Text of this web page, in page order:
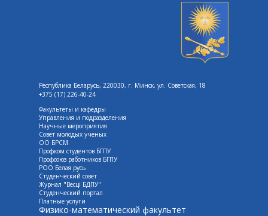
Республика Беларусь, 220030, г. Минск, ул. Советская, 18
+375 (17) 226-40-24
Факультеты и кафедры
Управления и подразделения
Научные мероприятия
Совет молодых ученых
ОО БРСМ
Профком студентов БГПУ
Профсоюз работников БГПУ
РОО Белая русь
Студенческий совет
Журнал "Весцi БДПУ"
Студенческий портал
Платные услуги
Физико-математический факультет